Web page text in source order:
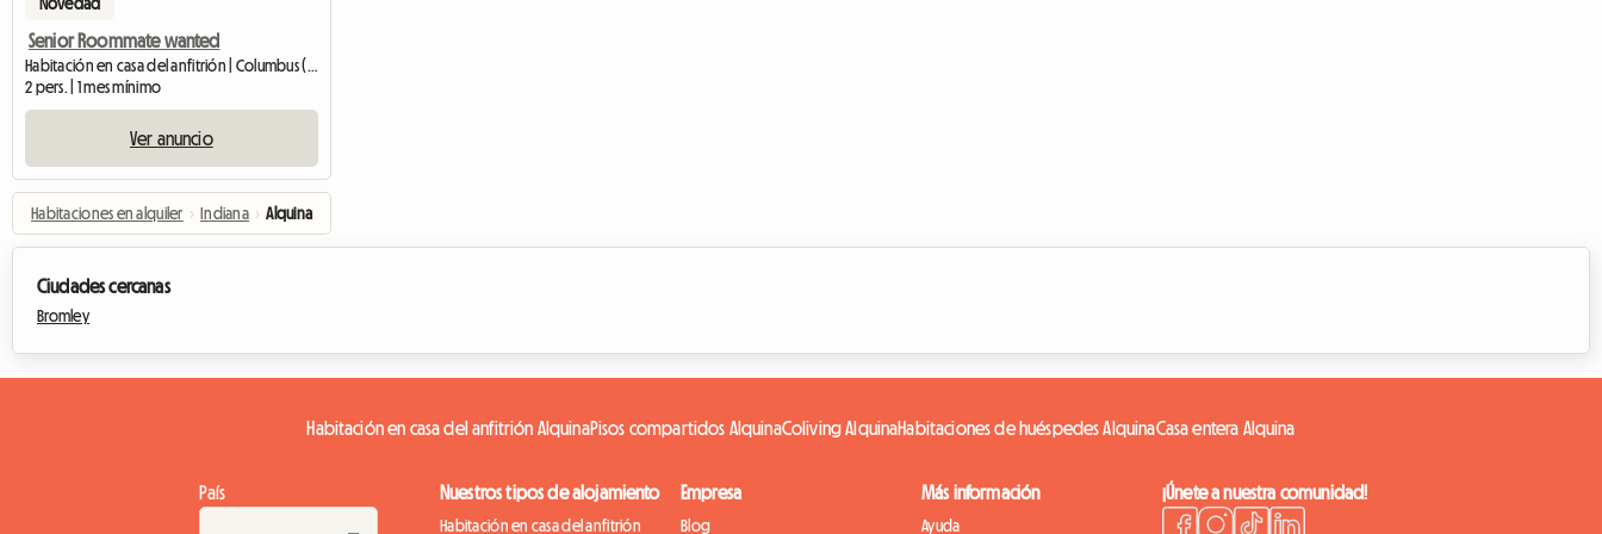
Senior Roommate wanted
2 pers. | 1 mes mínimo
Ver anuncio
Habitaciones en alquiler › Indiana › Alquina
Ciudades cercanas
Bromley
Habitación en casa del anfitrión AlquinaPisos compartidos AlquinaColiving AlquinaHabitaciones de huéspedes AlquinaCasa entera Alquina
País Nuestros tipos de alojamiento
Habitación en casa del anfitrión
Empresa
Blog
Más información
Ayuda
¡Únete a nuestra comunidad!